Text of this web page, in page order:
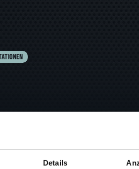
Details